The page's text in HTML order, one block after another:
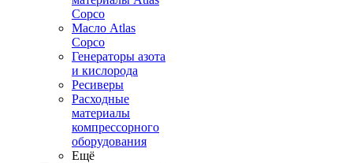
Copco
Масло Atlas
Copco
Генераторы азота
и кислорода
Ресиверы
Расходные
материалы
компрессорного
оборудования
Ещё